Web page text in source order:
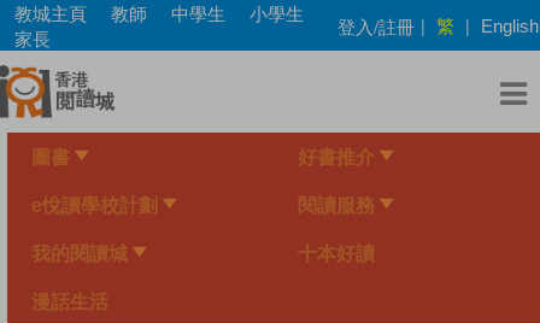
Skip
main
content
教城主頁 教師 中學生
小學生
家長
登入/註冊 | 繁 | English
圖書 好書推介
e悅讀學校計劃 閱讀服務
我的閱讀城 十本好讀
漫話生活